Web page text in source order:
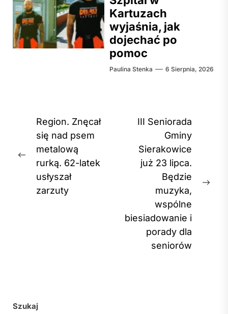
Kartuzach
wyjaśnia, jak
dojechać po
pomoc
Paulina Stenka 6 Sierpnia, 2026
Nawigacja
wpisu
Previous
post:
Region. Znęcał
się nad psem
metalową
rurką. 62-latek
usłyszał
zarzuty
III Seniorada
Gminy
Sierakowice
już 23 lipca.
Będzie
muzyka,
wspólne
biesiadowanie i
porady dla
seniorów
Szukaj